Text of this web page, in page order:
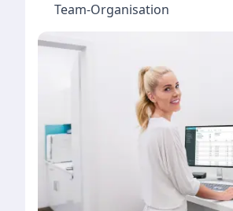
Team-Organisation